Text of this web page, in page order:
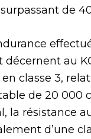
de
décernent au
classe 3,
de 20 000
la résistance
d’une